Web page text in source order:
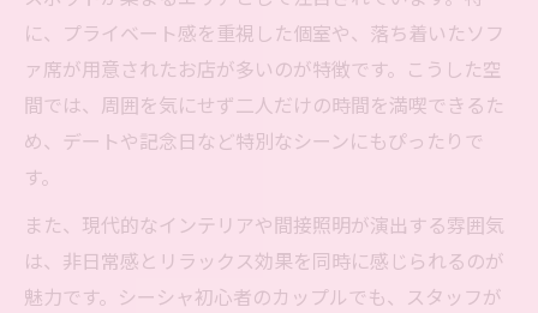
に、プライベート感を重視した個室や、落ち着いたソフ
ァ席が用意されたお店が多いのが特徴です。こうした空
間では、周囲を気にせず二人だけの時間を満喫できるた
め、デートや記念日など特別なシーンにもぴったりで
す。
また、現代的なインテリアや間接照明が演出する雰囲気
は、非日常感とリラックス効果を同時に感じられるのが
魅力です。シーシャ初心者のカップルでも、スタッフが